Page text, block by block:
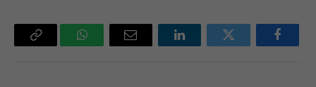
فيسبوك تويتر لينكدإن
البريد
واتساب Copy